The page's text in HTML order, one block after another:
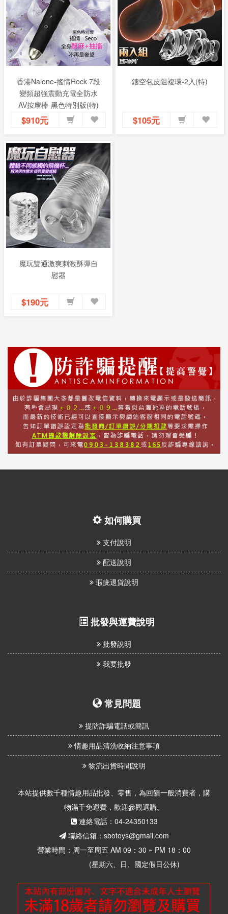
香港Nalone-搖情Rock 7段
變頻超強震動充電全防水
AV按摩棒-黑色特別版(特)
$910元
鏤空包皮阻複環-2入(特)
$105元
魔玩雙通激爽刺激酥彈自
慰器
$190元
如何購買
支付說明
配送說明
瑕疵退貨說明
批發與運費說明
批發說明
我要批發
常見問題
提防詐騙電話或簡訊
情趣用品清洗收納注意事項
物流出貨時間說明
本站提供數千種情趣用品批發、零售，為回饋一般消費者，購
物滿千免運費，歡迎參觀選購。
連絡電話：04-24350133
聯絡信箱：sbotoys@gmail.com
營業時間：周一至周五 AM 09：30 ~ PM 18：00
(星期六、日、國定假日公休)